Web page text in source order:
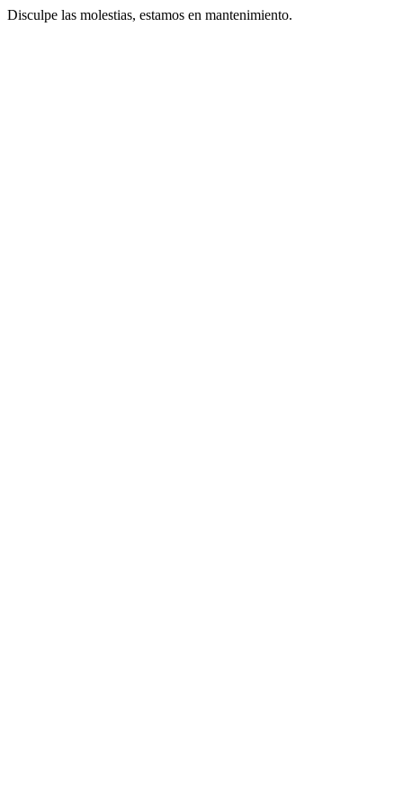
Disculpe las molestias, estamos en mantenimiento.